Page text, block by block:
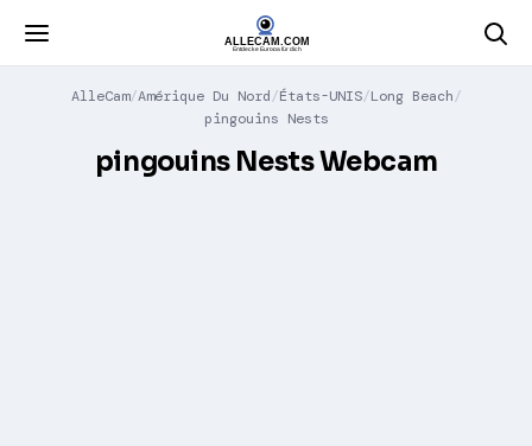
AlleCam Amérique Du Nord États-UNIS Long Beach
pingouins Nests
pingouins Nests Webcam